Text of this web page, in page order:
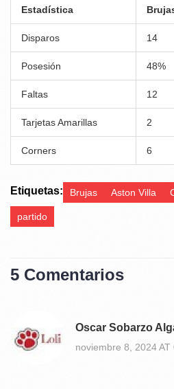
Estadística
Disparos 14
Posesión 48%
Faltas 12
Tarjetas Amarillas 2
Corners 6
Etiquetas: Brujas Aston Villa
partido
5 Comentarios
Oscar Sobarzo
noviembre 8, 2024 AT